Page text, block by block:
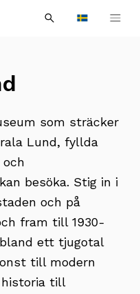
Languages
Sök
som sträcker
Lund, fyllda
besöka. Stig in i
och på
fram till 1930-
ett tjugotal
till modern
till